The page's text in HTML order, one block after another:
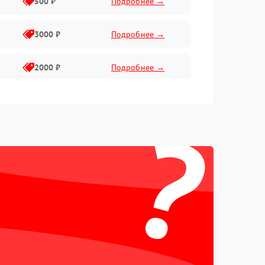
3000 ₽ Подробнее →
2000 ₽ Подробнее →
1500 ₽
Подробнее →
?